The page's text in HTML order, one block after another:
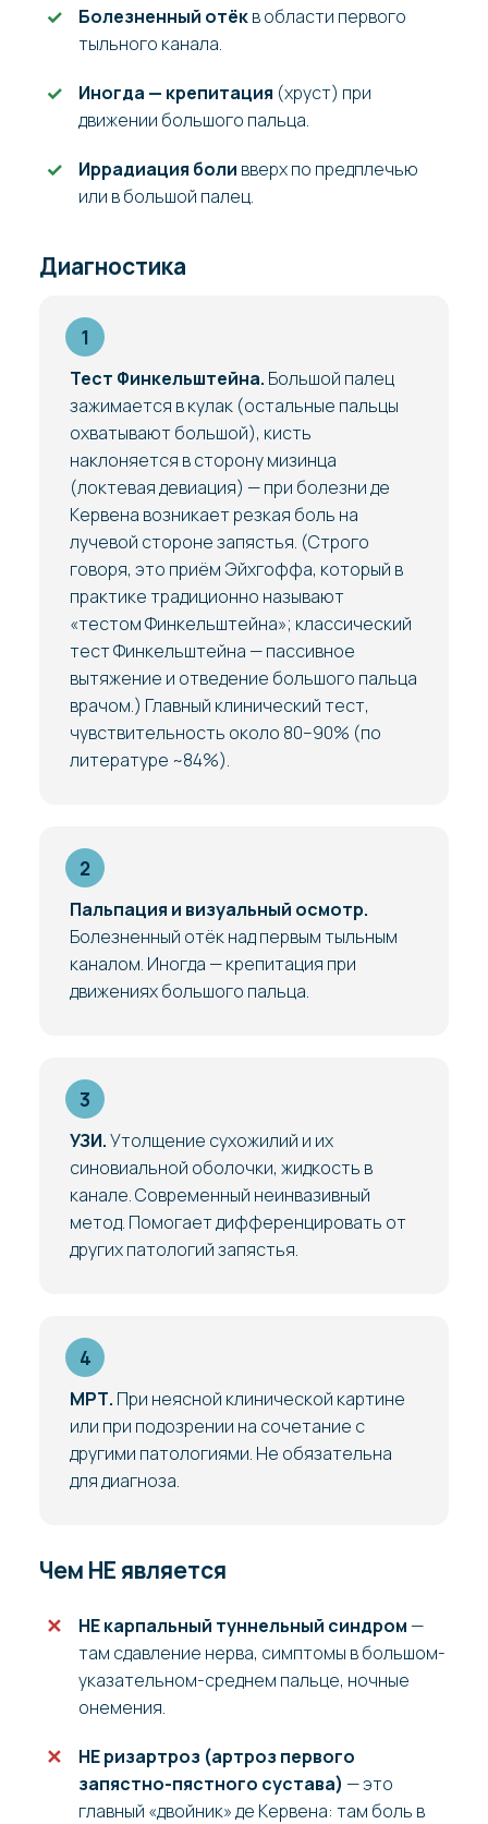
Болезненный отёкв области первого
тыльного канала.
Иногда — крепитация (хруст) при
движении большого пальца.
Иррадиация боли вверх по предплечью
или в большой палец.
Диагностика
Тест Финкельштейна. Большой палец
зажимается в кулак (остальные пальцы
охватывают большой), кисть
наклоняется в сторону мизинца
(локтевая девиация) — при болезни де
Кервена возникает резкая боль на
лучевой стороне запястья. (Строго
говоря, это приём Эйхгоффа, который в
практике традиционно называют
«тестом Финкельштейна»; классический
тест Финкельштейна — пассивное
вытяжение и отведение большого пальца
врачом.) Главный клинический тест,
чувствительность около 80–90% (по
литературе ~84%).
Пальпация и визуальный осмотр.
Болезненный отёк над первым тыльным
каналом. Иногда — крепитация при
движениях большого пальца.
УЗИ.Утолщение сухожилий и их
синовиальной оболочки, жидкость в
канале. Современный неинвазивный
метод. Помогает дифференцировать от
других патологий запястья.
МРТ. При неясной клинической картине
или при подозрении на сочетание с
другими патологиями. Не обязательна
для диагноза.
Чем НЕ является
НЕ карпальный туннельный синдром —
там сдавление нерва, симптомы в большом-
указательном-среднем пальце, ночные
онемения.
НЕ ризартроз (артроз первого
запястно-пястного сустава) — это
главный «двойник» де Кервена: там боль в